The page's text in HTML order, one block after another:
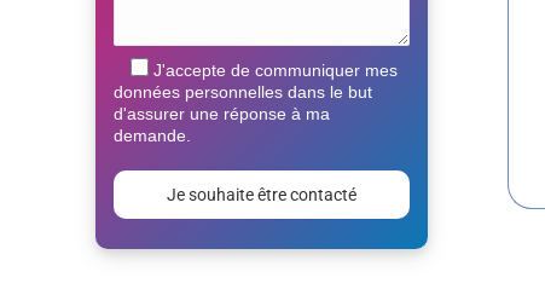
J'accepte de communiquer mes
données personnelles dans le but
d'assurer une réponse à ma
demande.
laisser
champ
vide.